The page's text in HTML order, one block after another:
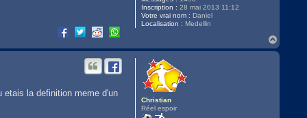
Inscription : 28 mai 2013 11:12
Votre vrai nom : Daniel
Localisation : Medellin
a
Christian
Réel espoir
la definition meme d'un